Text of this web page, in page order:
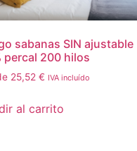
sabanas SIN ajustable
percal 200 hilos
25,52€ IVA incluído
al carrito